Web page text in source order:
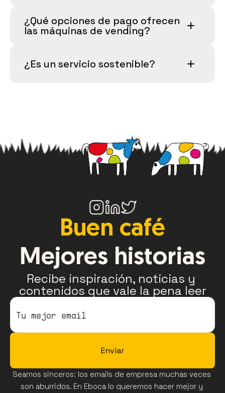
¿Qué opciones de pago ofrecen
las máquinas de vending?
¿Es un servicio sostenible?
Buen café
Mejores historias
Recibe inspiración, noticias y
contenidos que vale la pena leer
Enviar
Seamos sinceros: los emails de empresa muchas veces
son aburridos. En Eboca lo queremos hacer mejor y